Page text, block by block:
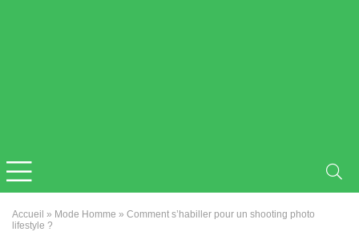
Accueil » Mode Homme » Comment s’habiller pour un shooting photo
lifestyle ?